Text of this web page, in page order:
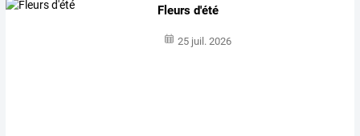
Fleurs d'été
25 juil. 2026